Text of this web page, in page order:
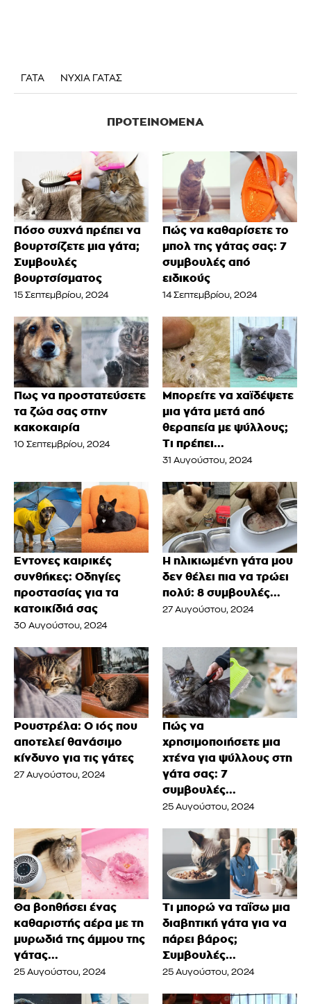
ΓΑΤΑ ΝΥΧΙΑ ΓΑΤΑΣ
ΠΡΟΤΕΙΝΌΜΕΝΑ
Πόσο συχνά πρέπει να
βουρτσίζετε μια γάτα;
Συμβουλές
βουρτσίσματος
15 Σεπτεμβρίου, 2024
Πώς να καθαρίσετε το
μπολ της γάτας σας: 7
συμβουλές από
ειδικούς
14 Σεπτεμβρίου, 2024
Πως να προστατεύσετε
τα ζώα σας στην
κακοκαιρία
10 Σεπτεμβρίου, 2024
Μπορείτε να χαϊδέψετε
μια γάτα μετά από
θεραπεία με ψύλλους;
Τι πρέπει...
31 Αυγούστου, 2024
Έντονες καιρικές
συνθήκες: Οδηγίες
προστασίας για τα
κατοικίδιά σας
30 Αυγούστου, 2024
Η ηλικιωμένη γάτα μου
δεν θέλει πια να τρώει
πολύ: 8 συμβουλές...
27 Αυγούστου, 2024
Ρουστρέλα: Ο ιός που
αποτελεί θανάσιμο
κίνδυνο για τις γάτες
27 Αυγούστου, 2024
Πώς να
χρησιμοποιήσετε μια
χτένα για ψύλλους στη
γάτα σας: 7
συμβουλές...
25 Αυγούστου, 2024
Θα βοηθήσει ένας
καθαριστής αέρα με τη
μυρωδιά της άμμου της
γάτας...
25 Αυγούστου, 2024
Τι μπορώ να ταΐσω μια
διαβητική γάτα για να
πάρει βάρος;
Συμβουλές...
25 Αυγούστου, 2024